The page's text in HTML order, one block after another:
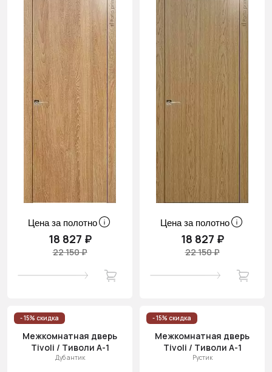
Цена за полотно
18 827 ₽
22 150 ₽
Цена за полотно
18 827 ₽
22 150 ₽
- 15% скидка
Межкомнатная дверь
Tivoli / Тиволи А-1
Дуб антик
- 15% скидка
Межкомнатная дверь
Tivoli / Тиволи А-1
Рустик